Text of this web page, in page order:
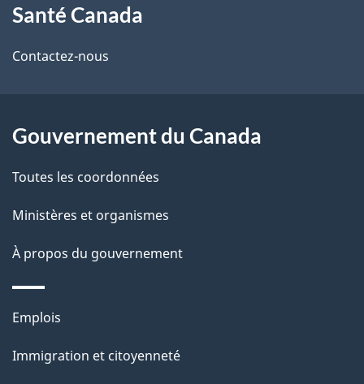
i
l
d
e
p
a
propos
de
site
Santé Canada
Contactez-nous
Gouvernement du Canada
Toutes les coordonnées
Ministères et organismes
À propos du gouvernement
Thèmes
sujets
Emplois
Immigration et citoyenneté